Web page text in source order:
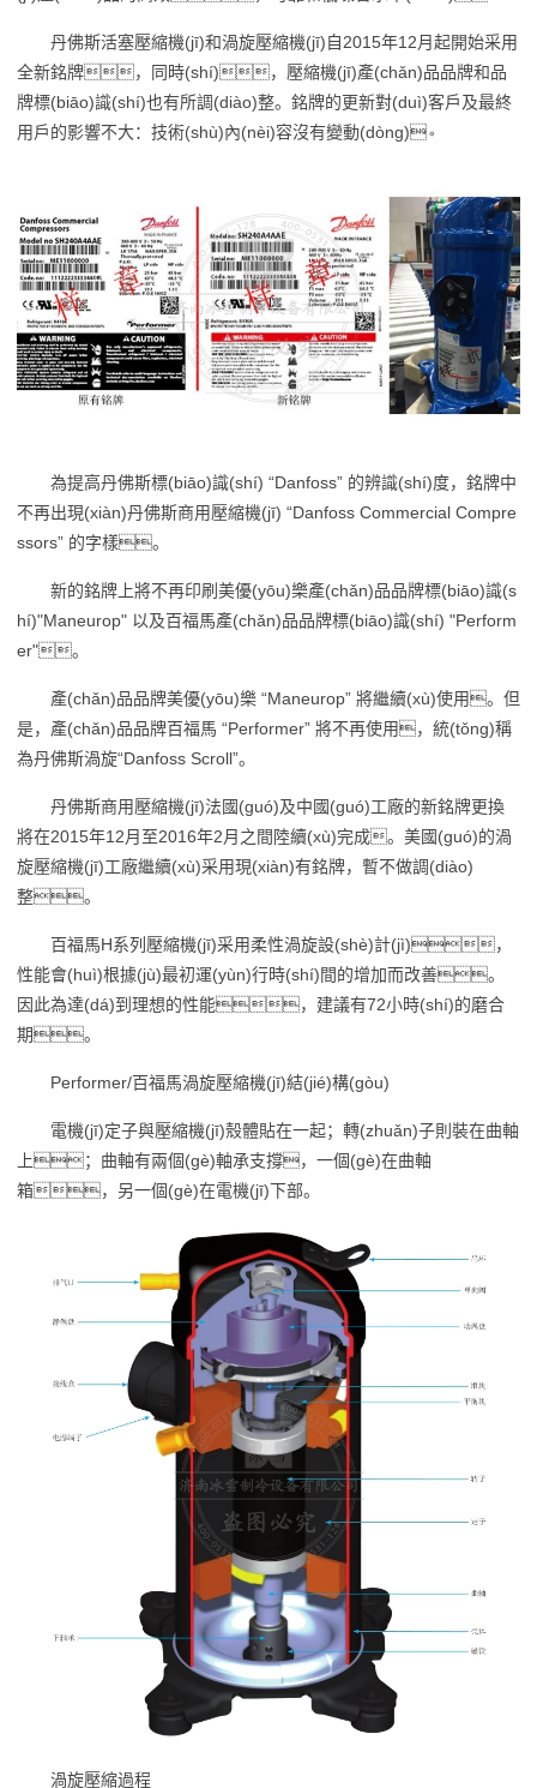
丹佛斯活塞壓縮機(jī)和渦旋壓縮機(jī)自2015年12月起開始采用
全新銘牌，同時(shí)，壓縮機(jī)產(chǎn)品品牌和品
牌標(biāo)識(shí)也有所調(diào)整。銘牌的更新對(duì)客戶及最終
用戶的影響不大：技術(shù)內(nèi)容沒有變動(dòng)。
為提高丹佛斯標(biāo)識(shí) “Danfoss” 的辨識(shí)度，銘牌中
不再出現(xiàn)丹佛斯商用壓縮機(jī) “Danfoss Commercial Compre
ssors” 的字樣。
新的銘牌上將不再印刷美優(yōu)樂產(chǎn)品品牌標(biāo)識(s
hí)"Maneurop" 以及百福馬產(chǎn)品品牌標(biāo)識(shí) "Perform
er"。
產(chǎn)品品牌美優(yōu)樂 “Maneurop” 將繼續(xù)使用。但
是，產(chǎn)品品牌百福馬 “Performer” 將不再使用，統(tǒng)稱
為丹佛斯渦旋“Danfoss Scroll”。
丹佛斯商用壓縮機(jī)法國(guó)及中國(guó)工廠的新銘牌更換
將在2015年12月至2016年2月之間陸續(xù)完成。美國(guó)的渦
旋壓縮機(jī)工廠繼續(xù)采用現(xiàn)有銘牌，暫不做調(diào)
整。
百福馬H系列壓縮機(jī)采用柔性渦旋設(shè)計(jì)，
性能會(huì)根據(jù)最初運(yùn)行時(shí)間的增加而改善。
因此為達(dá)到理想的性能，建議有72小時(shí)的磨合
期。
Performer/百福馬渦旋壓縮機(jī)結(jié)構(gòu)
電機(jī)定子與壓縮機(jī)殼體貼在一起；轉(zhuǎn)子則裝在曲軸
上；曲軸有兩個(gè)軸承支撐，一個(gè)在曲軸
箱，另一個(gè)在電機(jī)下部。
渦旋壓縮過程